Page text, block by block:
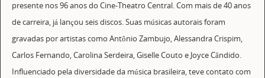
presente nos 96 anos do Cine-Theatro Central. Com mais de 40 anos
de carreira, já lançou seis discos. Suas músicas autorais foram
gravadas por artistas como Antônio Zambujo, Alessandra Crispim,
Carlos Fernando, Carolina Serdeira, Giselle Couto e Joyce Cândido.
Influenciado pela diversidade da música brasileira, teve contato com